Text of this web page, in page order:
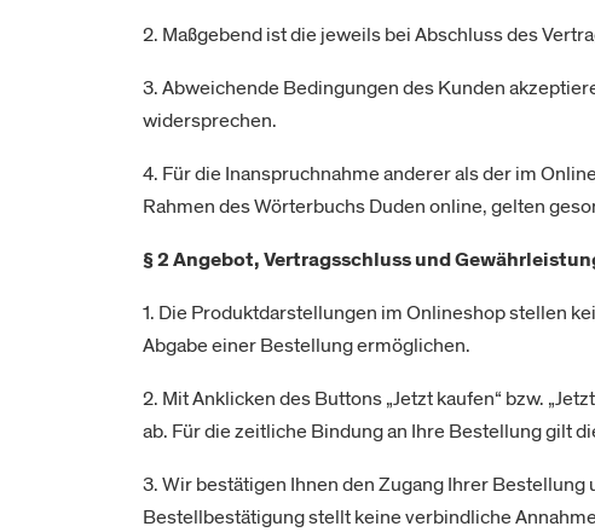
2. Maßgebend ist die jeweils bei Abschluss des
3. Abweichende Bedingungen des Kunden
widersprechen.
4. Für die Inanspruchnahme anderer als der im
Rahmen des Wörterbuchs Duden online, gelten
§ 2 Angebot, Vertragsschluss und
1. Die Produktdarstellungen im Onlineshop stellen
Abgabe einer Bestellung ermöglichen.
2. Mit Anklicken des Buttons „Jetzt kaufen“ bzw.
ab. Für die zeitliche Bindung an Ihre Bestellung gilt
3. Wir bestätigen Ihnen den Zugang Ihrer
Bestellbestätigung stellt keine verbindliche